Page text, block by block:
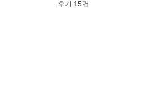
후기 15건